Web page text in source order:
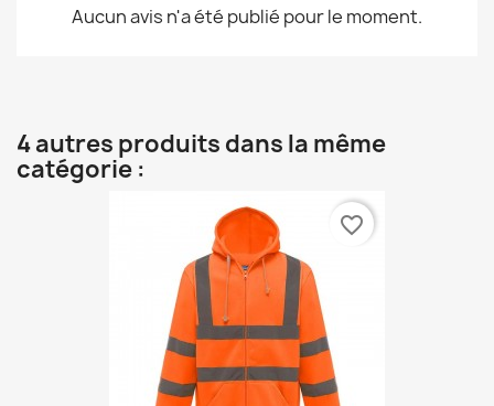
Aucun avis n'a été publié pour le moment.
4 autres produits dans la même
catégorie :
favorite_border